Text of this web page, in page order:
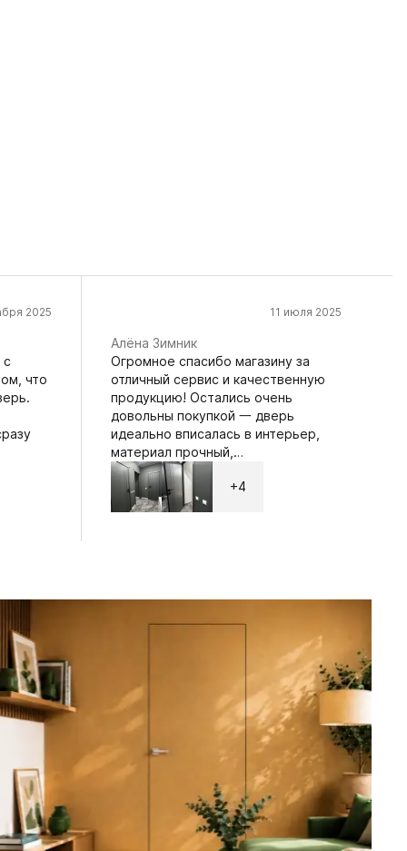
2025
что
11 июля 2025
Алёна Зимник
Огромное спасибо магазину за
отличный сервис и качественную
продукцию! Остались очень
довольны покупкой 一 дверь
идеально вписалась в интерьер,
материал прочный,…
+4